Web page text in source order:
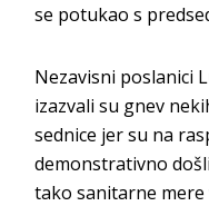
se potukao s
Nezavisni poslanici
izazvali su gnev
sednice jer su na
demonstrativno
tako sanitarne mere